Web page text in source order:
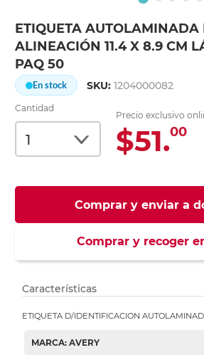
ETIQUETA AUTOLAMINADA
ALINEACIÓN 11.4 X 8.9 CM
PAQ 50
En stock SKU:1204000082
Cantidad
Precio exclusivo
$51.00
Comprar y enviar a
Comprar y recoger
Características
ETIQUETA D/IDENTIFICACION
MARCA: AVERY